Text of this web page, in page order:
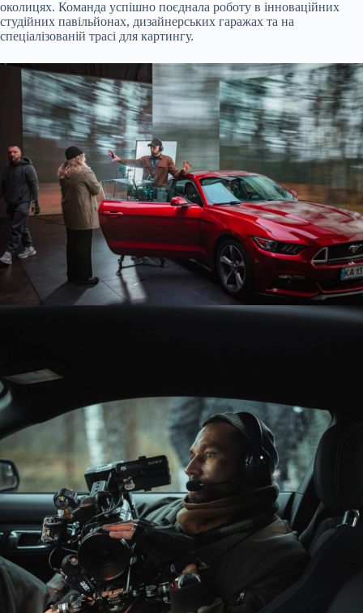
околицях. Команда успішно поєднала роботу в інноваційних
студійних павільйонах, дизайнерських гаражах та на
спеціалізованій трасі для картингу.